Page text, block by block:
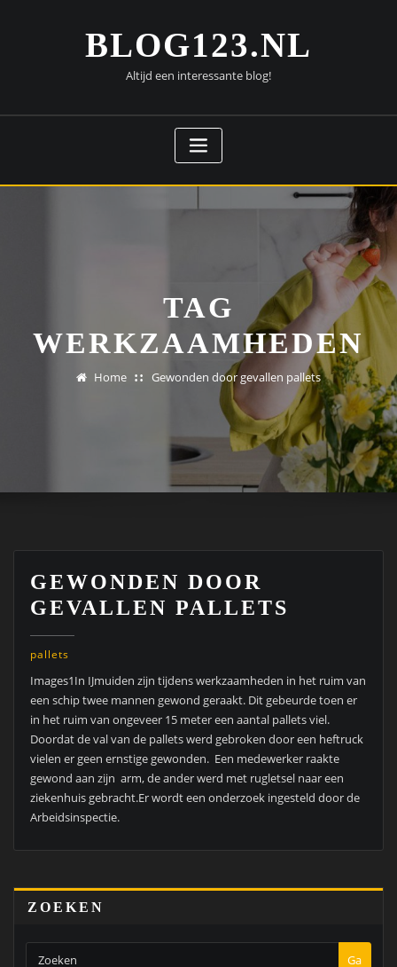
BLOG123.NL
Altijd een interessante blog!
TAG
WERKZAAMHEDEN
Home Gewonden door gevallen pallets
GEWONDEN DOOR
GEVALLEN PALLETS
pallets
Images1In IJmuiden zijn tijdens werkzaamheden in het ruim van
een schip twee mannen gewond geraakt. Dit gebeurde toen er
in het ruim van ongeveer 15 meter een aantal pallets viel.
Doordat de val van de pallets werd gebroken door een heftruck
vielen er geen ernstige gewonden. Een medewerker raakte
gewond aan zijn arm, de ander werd met rugletsel naar een
ziekenhuis gebracht.Er wordt een onderzoek ingesteld door de
Arbeidsinspectie.
ZOEKEN
Ga